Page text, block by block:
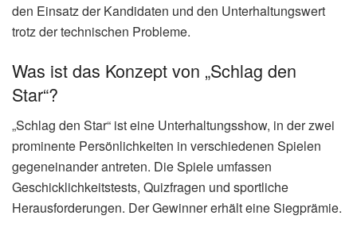
den Einsatz der Kandidaten und den Unterhaltungswert
trotz der technischen Probleme.
Was ist das Konzept von „Schlag den
Star“?
„Schlag den Star“ ist eine Unterhaltungsshow, in der zwei
prominente Persönlichkeiten in verschiedenen Spielen
gegeneinander antreten. Die Spiele umfassen
Geschicklichkeitstests, Quizfragen und sportliche
Herausforderungen. Der Gewinner erhält eine Siegprämie.